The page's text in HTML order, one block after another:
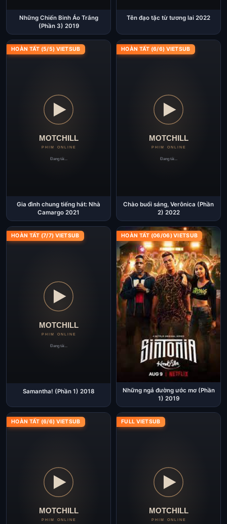
Những Chiến Binh Áo Trắng
(Phần 3) 2019
Tên đạo tặc từ tương lai 2022
HOÀN TẤT (5/5) VIETSUB
Gia đình chung tiếng hát: Nhà
Camargo 2021
HOÀN TẤT (6/6) VIETSUB
Chào buổi sáng, Verônica (Phần
2) 2022
HOÀN TẤT (7/7) VIETSUB
Samantha! (Phần 1) 2018
HOÀN TẤT (06/06) VIETSUB
Những ngả đường ước mơ (Phần
1) 2019
HOÀN TẤT (6/6) VIETSUB FULL VIETSUB